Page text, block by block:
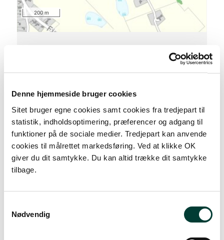
Denne hjemmeside bruger cookies
Sitet bruger egne cookies samt cookies fra tredjepart til
statistik, indholdsoptimering, præferencer og adgang til
funktioner på de sociale medier. Tredjepart kan anvende
cookies til målrettet markedsføring. Ved at klikke OK
giver du dit samtykke. Du kan altid trække dit samtykke
tilbage.
Nødvendig
200 m
S
Medium stigning (maks. 5 %)